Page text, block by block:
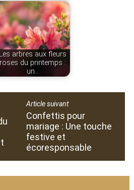
Les arbres aux fleurs
roses du printemps :
un…
Article suivant
Confettis pour
mariage : Une touche
festive et
écoresponsable